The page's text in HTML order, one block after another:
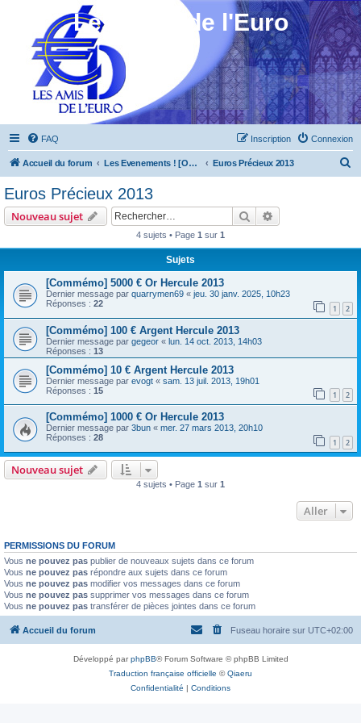
Les Amis de l'Euro
FAQ Connexion
Inscription
Accueil du forum Les Evenements ! [Ouvert au public] Euros Précieux 2013
e
Euros Précieux 2013
Nouveau sujet Rechercher
4 sujets • Page 1 sur 1
Sujets
[Commémo] 5000 € Or Hercule 2013
Dernier message par quarrymen69 « jeu. 30 janv. 2025, 10h23
Réponses : 22 1 2
[Commémo] 100 € Argent Hercule 2013
Dernier message par gegeor « lun. 14 oct. 2013, 14h03
Réponses : 13
[Commémo] 10 € Argent Hercule 2013
Dernier message par evogt « sam. 13 juil. 2013, 19h01
Réponses : 15 1 2
[Commémo] 1000 € Or Hercule 2013
Dernier message par 3bun « mer. 27 mars 2013, 20h10
Réponses : 28 1 2
Nouveau sujet
4 sujets • Page 1 sur 1
Aller
PERMISSIONS DU FORUM
Vous ne pouvez pas publier de nouveaux sujets dans ce forum
Vous ne pouvez pas répondre aux sujets dans ce forum
Vous ne pouvez pas modifier vos messages dans ce forum
Vous ne pouvez pas supprimer vos messages dans ce forum
Vous ne pouvez pas transférer de pièces jointes dans ce forum
Accueil du forum Fuseau horaire sur UTC+02:00
Développé parphpBB® Forum Software © phpBB Limited
Traduction française officielle ©Qiaeru
Confidentialité
Conditions